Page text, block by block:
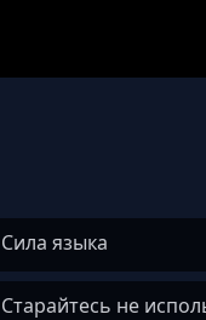
Сила языка
Старайтесь не